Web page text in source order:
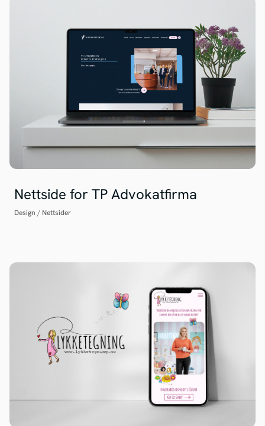
Nettside for TP Advokatfirma
Design / Nettsider